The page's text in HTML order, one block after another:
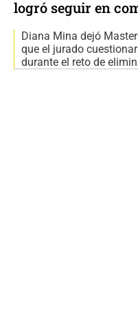
logró seguir en
Diana Mina dejó
que el jurado
durante el reto de